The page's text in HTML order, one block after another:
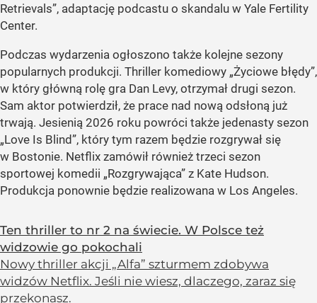
Retrievals”, adaptację podcastu o skandalu w Yale Fertility
Center.
Podczas wydarzenia ogłoszono także kolejne sezony
popularnych produkcji. Thriller komediowy „Życiowe błędy”,
w który główną rolę gra Dan Levy, otrzymał drugi sezon.
Sam aktor potwierdził, że prace nad nową odsłoną już
trwają. Jesienią 2026 roku powróci także jedenasty sezon
„Love Is Blind”, który tym razem będzie rozgrywał się
w Bostonie. Netflix zamówił również trzeci sezon
sportowej komedii „Rozgrywająca” z Kate Hudson.
Produkcja ponownie będzie realizowana w Los Angeles.
Ten thriller to nr 2 na świecie. W Polsce też
widzowie go pokochali
Nowy thriller akcji „Alfa” szturmem zdobywa
widzów Netflix. Jeśli nie wiesz, dlaczego, zaraz się
przekonasz.